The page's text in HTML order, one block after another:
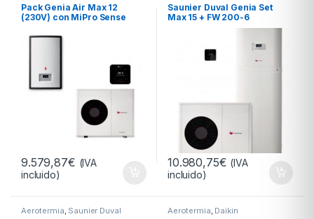
Pack Genia Air Max 12
(230V) con MiPro Sense
hidráulico
9.579,87€ (IVA
incluido)
Saunier Duval Genia Set
Max 15 + FW 200-6
10.980,75€ (IVA
incluido)
Aerotermia Saunier Duval Aerotermia Daikin